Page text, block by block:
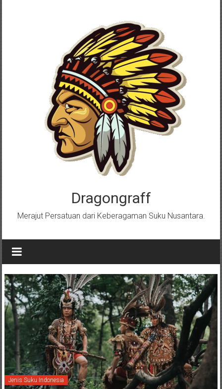
Dragongraff
Merajut Persatuan dari Keberagaman Suku Nusantara.
Jenis Suku Indonesia